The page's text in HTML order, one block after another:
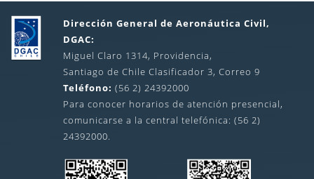
Dirección General de Aeronáutica Civil,
DGAC:
Miguel Claro 1314, Providencia,
Santiago de Chile Clasificador 3, Correo 9
Teléfono: (56 2) 24392000
Para conocer horarios de atención presencial,
comunicarse a la central telefónica: (56 2)
24392000.